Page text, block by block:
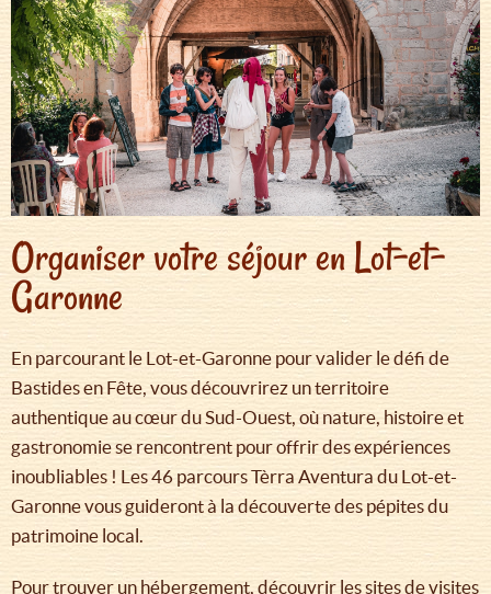
Organiser votre séjour en Lot-et-
Garonne
En parcourant le Lot-et-Garonne pour valider le défi de
Bastides en Fête, vous découvrirez un territoire
authentique au cœur du Sud-Ouest, où nature, histoire et
gastronomie se rencontrent pour offrir des expériences
inoubliables ! Les 46 parcours Tèrra Aventura du Lot-et-
Garonne vous guideront à la découverte des pépites du
patrimoine local.
Pour trouver un hébergement, découvrir les sites de visites